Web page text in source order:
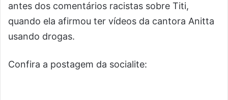
antes dos comentários racistas sobre Titi,
quando ela afirmou ter vídeos da cantora Anitta
usando drogas.
Confira a postagem da socialite: